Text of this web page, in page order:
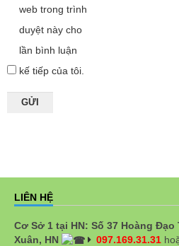
web trong trình
duyệt này cho
lần bình luận
kế tiếp của tôi.
LIÊN HỆ
Cơ Sở 1 tại HN: Số 37 Hoàng
Xuân, HN
097.169.31.31